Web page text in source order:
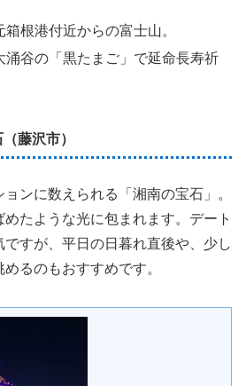
箱根港付近からの富士山。
涌谷の「黒たまご」で延命長寿祈
藤沢市）
ンに数えられる「湘南の宝石」。
たような光に包まれます。デート
ですが、平日の日暮れ直後や、少し
るのもおすすめです。